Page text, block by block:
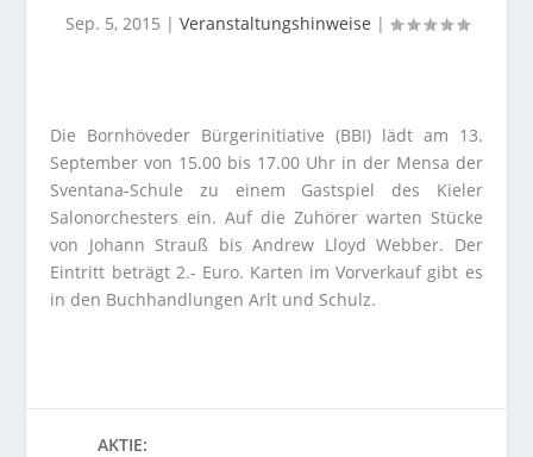
Sep. 5, 2015 | Veranstaltungshinweise |
Die Bornhöveder Bürgerinitiative (BBI) lädt am 13.
September von 15.00 bis 17.00 Uhr in der Mensa der
Sventana-Schule zu einem Gastspiel des Kieler
Salonorchesters ein. Auf die Zuhörer warten Stücke
von Johann Strauß bis Andrew Lloyd Webber. Der
Eintritt beträgt 2.- Euro. Karten im Vorverkauf gibt es
in den Buchhandlungen Arlt und Schulz.
AKTIE: